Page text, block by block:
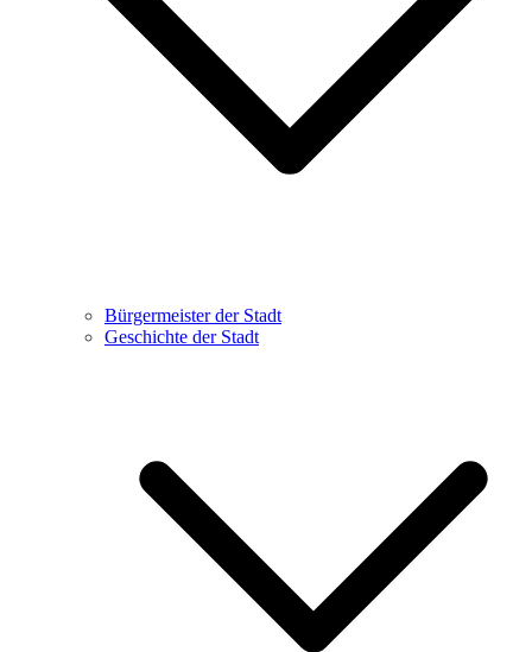
Bürgermeister der Stadt
Geschichte der Stadt